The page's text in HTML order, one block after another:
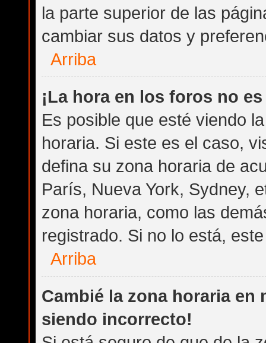
la parte superior de las
cambiar sus datos y
Arriba
¡La hora en los foros no
Es posible que esté viendo
horaria. Si este es el caso,
defina su zona horaria de
París, Nueva York, Sydney,
zona horaria, como las
registrado. Si no lo está,
Arriba
Cambié la zona horaria en
siendo incorrecto!